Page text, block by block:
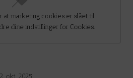
marketing cookies er slået til.
dine indstillinger for Cookies.